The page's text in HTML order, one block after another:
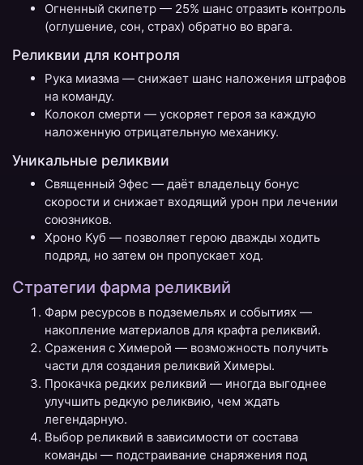
Огненный скипетр — 25% шанс отразить контроль
(оглушение, сон, страх) обратно во врага.
Реликвии для контроля
Рука миазма — снижает шанс наложения штрафов
на команду.
Колокол смерти — ускоряет героя за каждую
наложенную отрицательную механику.
Уникальные реликвии
Священный Эфес — даёт владельцу бонус
скорости и снижает входящий урон при лечении
союзников.
Хроно Куб — позволяет герою дважды ходить
подряд, но затем он пропускает ход.
Стратегии фарма реликвий
Фарм ресурсов в подземельях и событиях —
накопление материалов для крафта реликвий.
Сражения с Химерой — возможность получить
части для создания реликвий Химеры.
Прокачка редких реликвий — иногда выгоднее
улучшить редкую реликвию, чем ждать
легендарную.
Выбор реликвий в зависимости от состава
команды — подстраивание снаряжения под